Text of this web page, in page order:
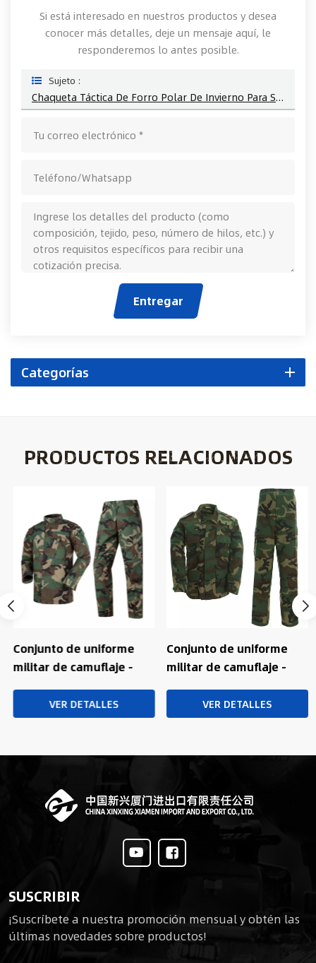
Si está interesado en nuestros productos y desea
conocer más detalles, deje un mensaje aquí, le
responderemos lo antes posible.
Sujeto :
Chaqueta Táctica De Forro Polar De Invierno Para Senderismo, Abrigos Para Hombre Para Exteriores
Entregar
Categorías
PRODUCTOS RELACIONADOS
Conjunto de uniforme
militar de camuflaje -
de bosqueVER DETALLES
Conjunto de uniforme
militar de camuflaje -
VER DETALLES
SUSCRIBIR
¡Suscríbete a nuestra promoción mensual y obtén las
últimas novedades sobre productos!